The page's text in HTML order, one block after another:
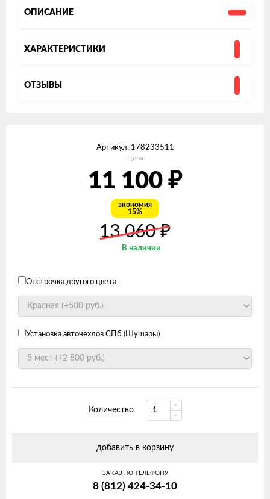
ОПИСАНИЕ
ХАРАКТЕРИСТИКИ
ОТЗЫВЫ
Артикул: 178233511
Цена
11 100 ₽
экономия
15%
13 060₽
В наличии
Отстрочка другого цвета
Установка авточехлов СПб (Шушары)
Количество
добавить в корзину
ЗАКАЗ ПО ТЕЛЕФОНУ
8 (812) 424-34-10